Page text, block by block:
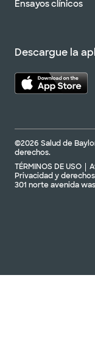
Ensayos clínicos
Descargue la
©2026 Salud de
derechos.
TÉRMINOS DE USO
Privacidad y
301 norte avenida